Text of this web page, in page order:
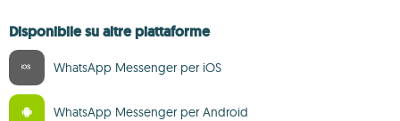
Disponibile su altre piattaforme
WhatsApp Messenger per iOS
WhatsApp Messenger per Android